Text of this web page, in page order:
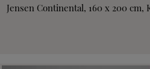
Jensen Continental, 160 x 200 cm,